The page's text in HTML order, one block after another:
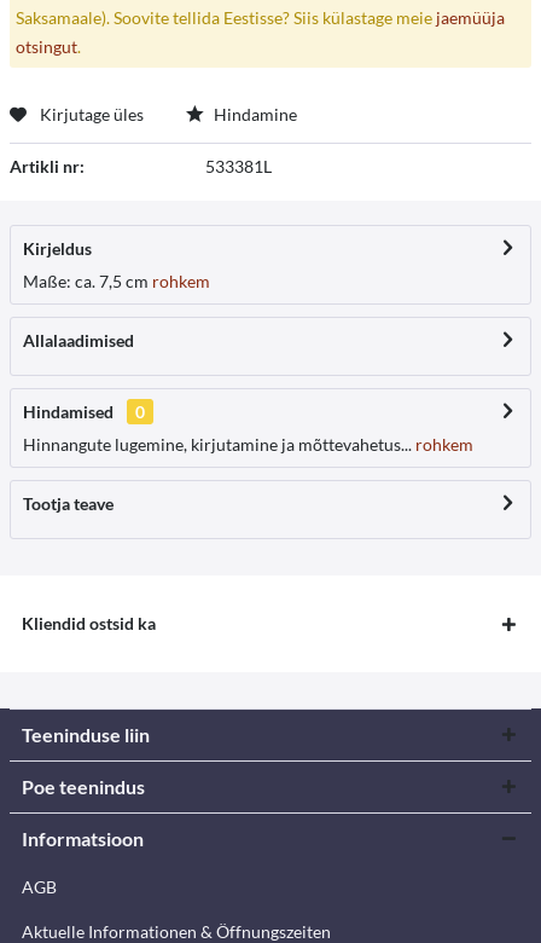
Saksamaale). Soovite tellida Eestisse? Siis külastage meie jaemüüja
otsingut.
Kirjutage üles Hindamine
Artikli nr: 533381L
Kirjeldus
Maße: ca. 7,5 cm rohkem
Allalaadimised
Hindamised
0
Hinnangute lugemine, kirjutamine ja mõttevahetus... rohkem
Tootja teave
Kliendid ostsid ka
Teeninduse liin
Poe teenindus
Informatsioon
AGB
Aktuelle Informationen & Öffnungszeiten